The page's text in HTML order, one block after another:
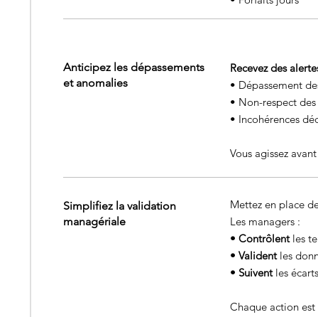
Anticipez les dépassements
et anomalies
Recevez des
• Dépassement
• Non-respect
• Incohérences
Vous agissez
Simplifiez la validation
managériale
Mettez en place
Les managers :
• Contrôlent les
• Valident les
• Suiventles écarts
Chaque action